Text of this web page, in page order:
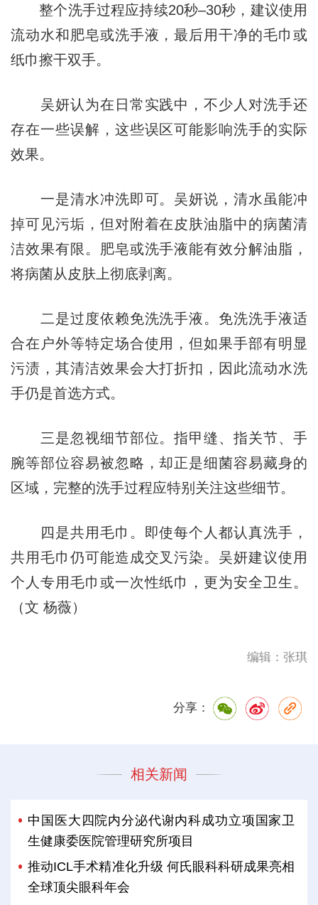
整个洗手过程应持续20秒–30秒，建议使用
流动水和肥皂或洗手液，最后用干净的毛巾或
纸巾擦干双手。
吴妍认为在日常实践中，不少人对洗手还
存在一些误解，这些误区可能影响洗手的实际
效果。
一是清水冲洗即可。吴妍说，清水虽能冲
掉可见污垢，但对附着在皮肤油脂中的病菌清
洁效果有限。肥皂或洗手液能有效分解油脂，
将病菌从皮肤上彻底剥离。
二是过度依赖免洗洗手液。免洗洗手液适
合在户外等特定场合使用，但如果手部有明显
污渍，其清洁效果会大打折扣，因此流动水洗
手仍是首选方式。
三是忽视细节部位。指甲缝、指关节、手
腕等部位容易被忽略，却正是细菌容易藏身的
区域，完整的洗手过程应特别关注这些细节。
四是共用毛巾。即使每个人都认真洗手，
共用毛巾仍可能造成交叉污染。吴妍建议使用
个人专用毛巾或一次性纸巾，更为安全卫生。
（文 杨薇）
编辑：张琪
分享：
相关新闻
中国医大四院内分泌代谢内科成功立项国家卫
生健康委医院管理研究所项目
推动ICL手术精准化升级 何氏眼科科研成果亮相
全球顶尖眼科年会